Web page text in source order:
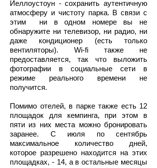
Йеллоустоун - сохранить аутентичную
атмосферу и чистоту парка. В связи с
этим ни в одном номере вы не
обнаружите ни телевизор, ни радио, ни
даже кондиционер (есть только
вентиляторы). Wi-fi также не
предоставляется, так что выложить
фотографии в социальные сети в
режиме реального времени не
получится.
Помимо отелей, в парке также есть 12
площадок для кемпинга, при этом в
пяти из них места можно бронировать
заранее. С июля по сентябрь
максимальное количество дней,
которое разрешено находится на этих
площадках, - 14, а в остальные месяцы